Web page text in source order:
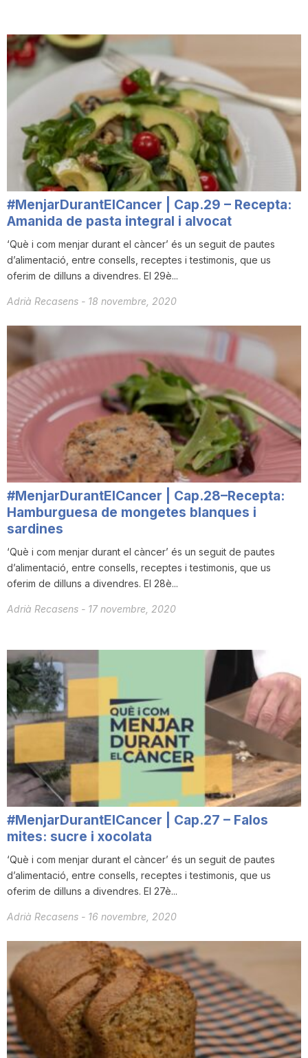
g
n
a
#MenjarDurantElCancer | Cap.29 – Recepta:
Amanida de pasta integral i alvocat
‘Què i com menjar durant el càncer’ és un seguit de pautes
d’alimentació, entre consells, receptes i testimonis, que us
oferim de dilluns a divendres. El 29è...
Adrià Recasens - 18 novembre, 2020
#MenjarDurantElCancer | Cap.28–Recepta:
Hamburguesa de mongetes blanques i
sardines
‘Què i com menjar durant el càncer’ és un seguit de pautes
d’alimentació, entre consells, receptes i testimonis, que us
oferim de dilluns a divendres. El 28è...
Adrià Recasens - 17 novembre, 2020
#MenjarDurantElCancer | Cap.27 – Falos
mites: sucre i xocolata
‘Què i com menjar durant el càncer’ és un seguit de pautes
d’alimentació, entre consells, receptes i testimonis, que us
oferim de dilluns a divendres. El 27è...
Adrià Recasens - 16 novembre, 2020